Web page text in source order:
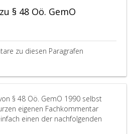
§ 48 Oö. GemO
zu diesen Paragrafen
§ 48 Oö. GemO 1990 selbst
eigenen Fachkommentar
einen der nachfolgenden